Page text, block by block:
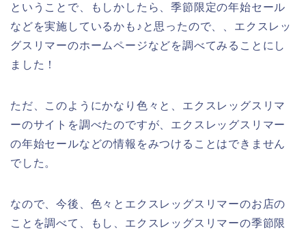
ということで、もしかしたら、季節限定の年始セール
などを実施しているかも♪と思ったので、、エクスレッ
グスリマーのホームページなどを調べてみることにし
ました！
ただ、このようにかなり色々と、エクスレッグスリマ
ーのサイトを調べたのですが、エクスレッグスリマー
の年始セールなどの情報をみつけることはできません
でした。
なので、今後、色々とエクスレッグスリマーのお店の
ことを調べて、もし、エクスレッグスリマーの季節限